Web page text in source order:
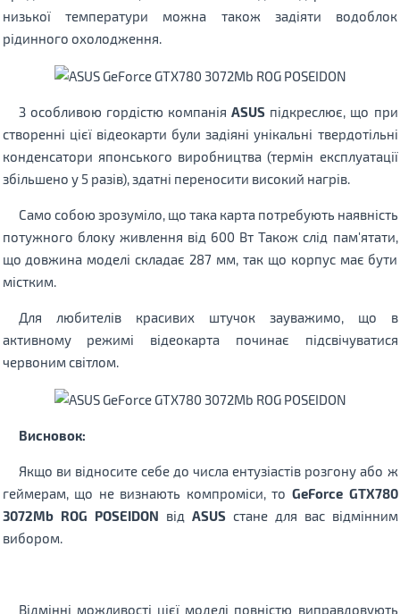
низької температури можна також задіяти водоблок
рідинного охолодження.
З особливою гордістю компаніяASUS підкреслює, що при
створенні цієї відеокарти були задіяні унікальні твердотільні
конденсатори японського виробництва (термін експлуатації
збільшено у 5 разів), здатні переносити високий нагрів.
Само собою зрозуміло, що така карта потребують наявність
потужного блоку живлення від 600 Вт Також слід пам'ятати,
що довжина моделі складає 287 мм, так що корпус має бути
містким.
Для любителів красивих штучок зауважимо, що в
активному режимі відеокарта починає підсвічуватися
червоним світлом.
Висновок:
Якщо ви відносите себе до числа ентузіастів розгону або ж
геймерам, що не визнають компроміси, то GeForce GTX780
3072Mb ROG POSEIDON від ASUS стане для вас відмінним
вибором.
Відмінні можливості цієї моделі повністю виправдовують